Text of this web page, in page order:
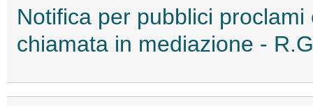
Notifica per pubblici
chiamata in mediazione -